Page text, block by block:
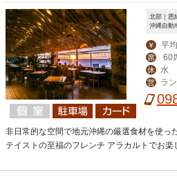
北部｜恩
沖縄自動
￥ 平
席 60
休 水
営
ラ
ィナー
非日常的な空間で地元沖縄の厳選食材を使っ
テイストの至福のフレンチ アラカルトでお楽